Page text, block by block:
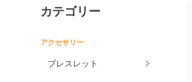
カテゴリー
アクセサリー
ブレスレット